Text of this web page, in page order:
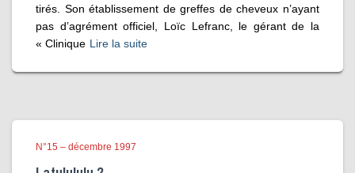
tirés. Son établissement de greffes de cheveux n’ayant
pas d’agrément officiel, Loïc Lefranc, le gérant de la
« Clinique Lire la suite
N°15 – décembre 1997